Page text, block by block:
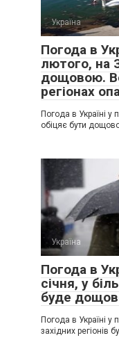
Україна
Погода в
лютого, на
дощовою.
регіонах
Погода в Україні у
обіцяє бути
Україна
Погода в
січня, у
буде
Погода в Україні у
західних